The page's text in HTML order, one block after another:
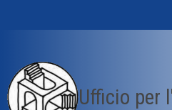
Ufficio per